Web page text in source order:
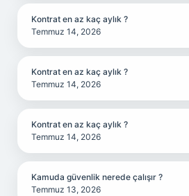
Kontrat en az kaç aylık ?
Temmuz 14, 2026
Kontrat en az kaç aylık ?
Temmuz 14, 2026
Kontrat en az kaç aylık ?
Temmuz 14, 2026
Kamuda güvenlik nerede çalışır ?
Temmuz 13, 2026